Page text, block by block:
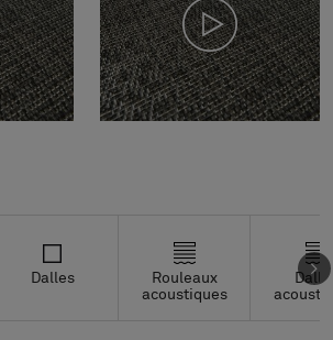
Dalles
Rouleaux
acoustiques